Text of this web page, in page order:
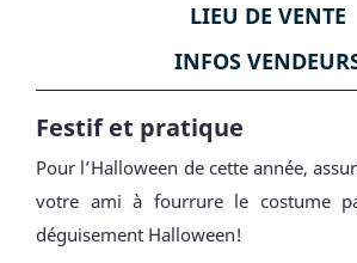
LIEU DE VENTE
INFOS
Festif et pratique
Pour l’Halloween de cette année,
votre ami à fourrure le costume
déguisement Halloween!